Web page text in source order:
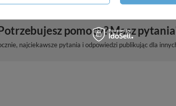
pomocy? Masz
najciekawsze pytania i odpowiedzi publikując dla